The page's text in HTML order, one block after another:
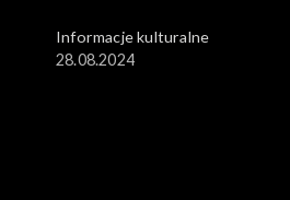
Informacje kulturalne
28.08.2024